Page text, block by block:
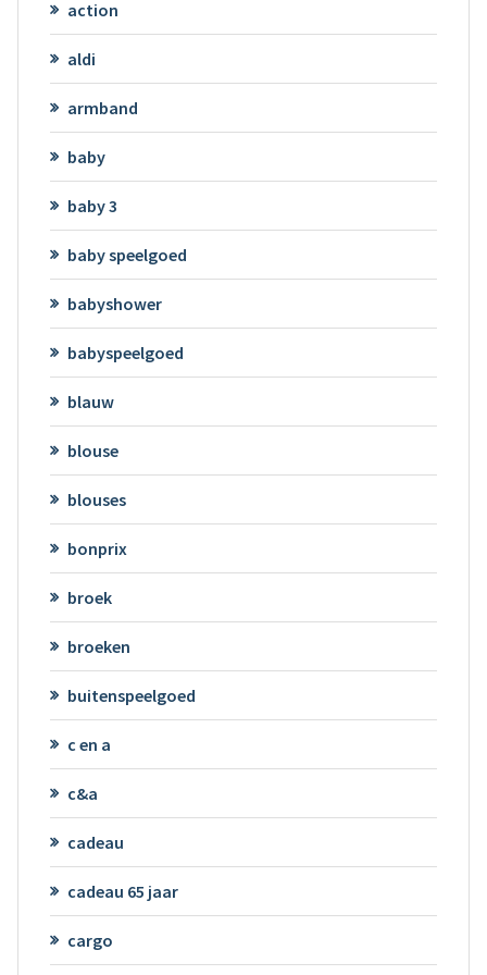
action
aldi
armband
baby
baby 3
baby speelgoed
babyshower
babyspeelgoed
blauw
blouse
blouses
bonprix
broek
broeken
buitenspeelgoed
c en a
c&a
cadeau
cadeau 65 jaar
cargo